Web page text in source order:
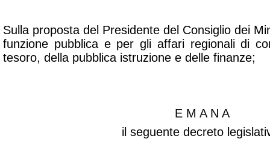
Sulla proposta del Presidente del Consiglio dei
funzione pubblica e per gli affari regionali di
tesoro, della pubblica istruzione e delle finanze;
E M A N A
il seguente decreto